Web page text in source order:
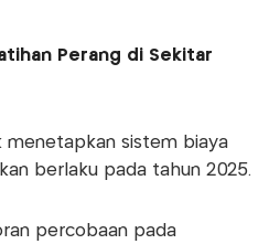
Perang di Sekitar
menetapkan sistem biaya
berlaku pada tahun 2025.
percobaan pada